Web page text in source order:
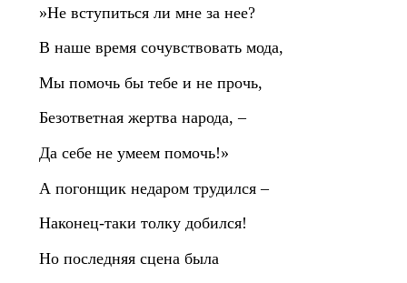
»Не вступиться ли мне за нее?
В наше время сочувствовать мода,
Мы помочь бы тебе и не прочь,
Безответная жертва народа, –
Да себе не умеем помочь!»
А погонщик недаром трудился –
Наконец‑таки толку добился!
Но последняя сцена была